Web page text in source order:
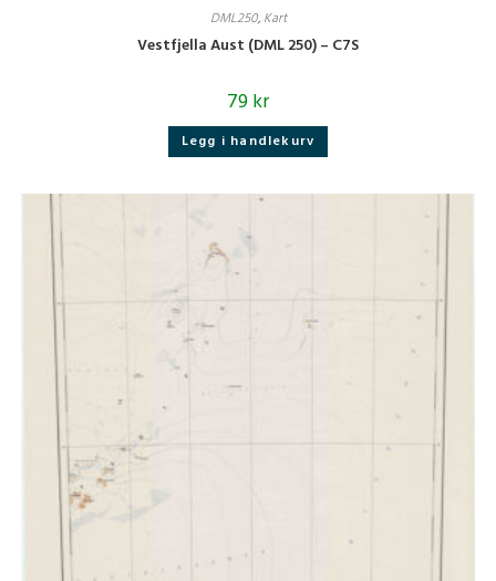
DML250, Kart
Vestfjella Aust (DML 250) – C7S
79kr
Legg i handlekurv